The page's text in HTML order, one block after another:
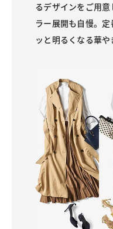
るデザインをご用
ラー展開も自慢。
ッと明るくなる華や